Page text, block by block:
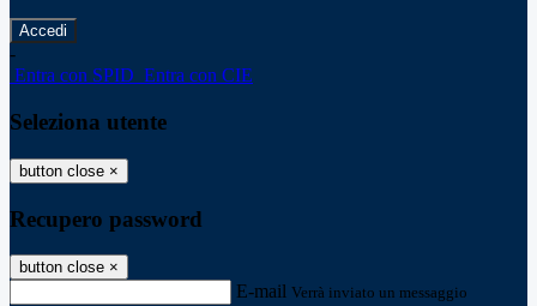
-
Entra con SPID Entra con CIE
Seleziona utente
button close ×
Recupero password
button close ×
E-mail Verrà inviato un messaggio